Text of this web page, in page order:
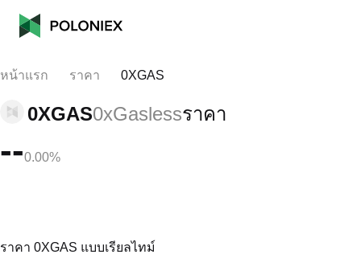
หน้าแรก ราคา 0XGAS
0XGAS0xGaslessราคา
--0.00%
ราคา 0XGAS แบบเรียลไทม์